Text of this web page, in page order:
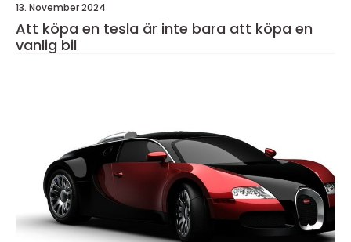
13. November 2024
Att köpa en tesla är inte bara att köpa en
vanlig bil